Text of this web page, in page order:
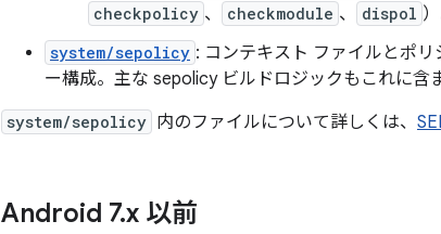
checkpolicy 、 checkmodule 、 dispol ）
system/sepolicy : コンテキスト ファイルとポ
ー構成。主な sepolicy ビルドロジックもこれに含
system/sepolicy 内のファイルについて詳しくは、
Android 7.x 以前